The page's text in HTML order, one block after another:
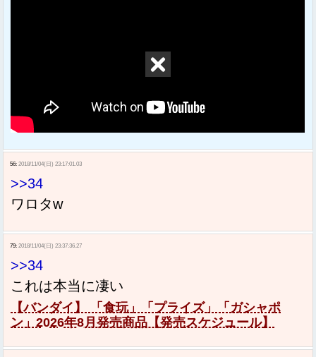
56: 2018/11/04(日) 23:17:01.03
>>34
ワロタw
79: 2018/11/04(日) 23:37:36.27
>>34
これは本当に凄い
【バンダイ】 「食玩」「プライズ」「ガシャポ
ン」2026年8月発売商品【発売スケジュール】